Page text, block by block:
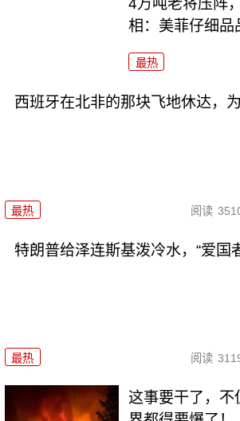
4万吨老将压阵
相：美菲仔细品
最热
西班牙在北非的那块飞地休达，
最热 阅读
特朗普给泽连斯基泼冷水，“爱国
最热 阅读
这事要干了，